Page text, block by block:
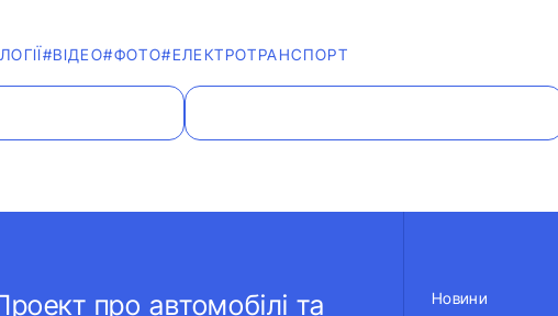
#ВІДЕО#ФОТО#ЕЛЕКТРОТРАНСПОРТ
про автомобілі та
Новини